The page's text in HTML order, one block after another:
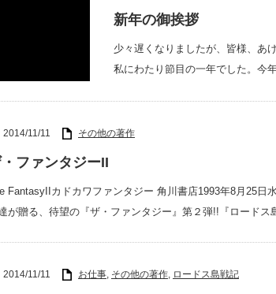
新年の御挨拶
少々遅くなりましたが、皆様、あ
私にわたり節目の一年でした。今
2014/11/11 その他の著作
ファンタジーII
FantasyIIカドカワファンタジー 角川書店1993年8月25
が贈る、待望の『ザ・ファンタジー』第２弾!!『ロード
2014/11/11 お仕事, その他の著作, ロードス島戦記